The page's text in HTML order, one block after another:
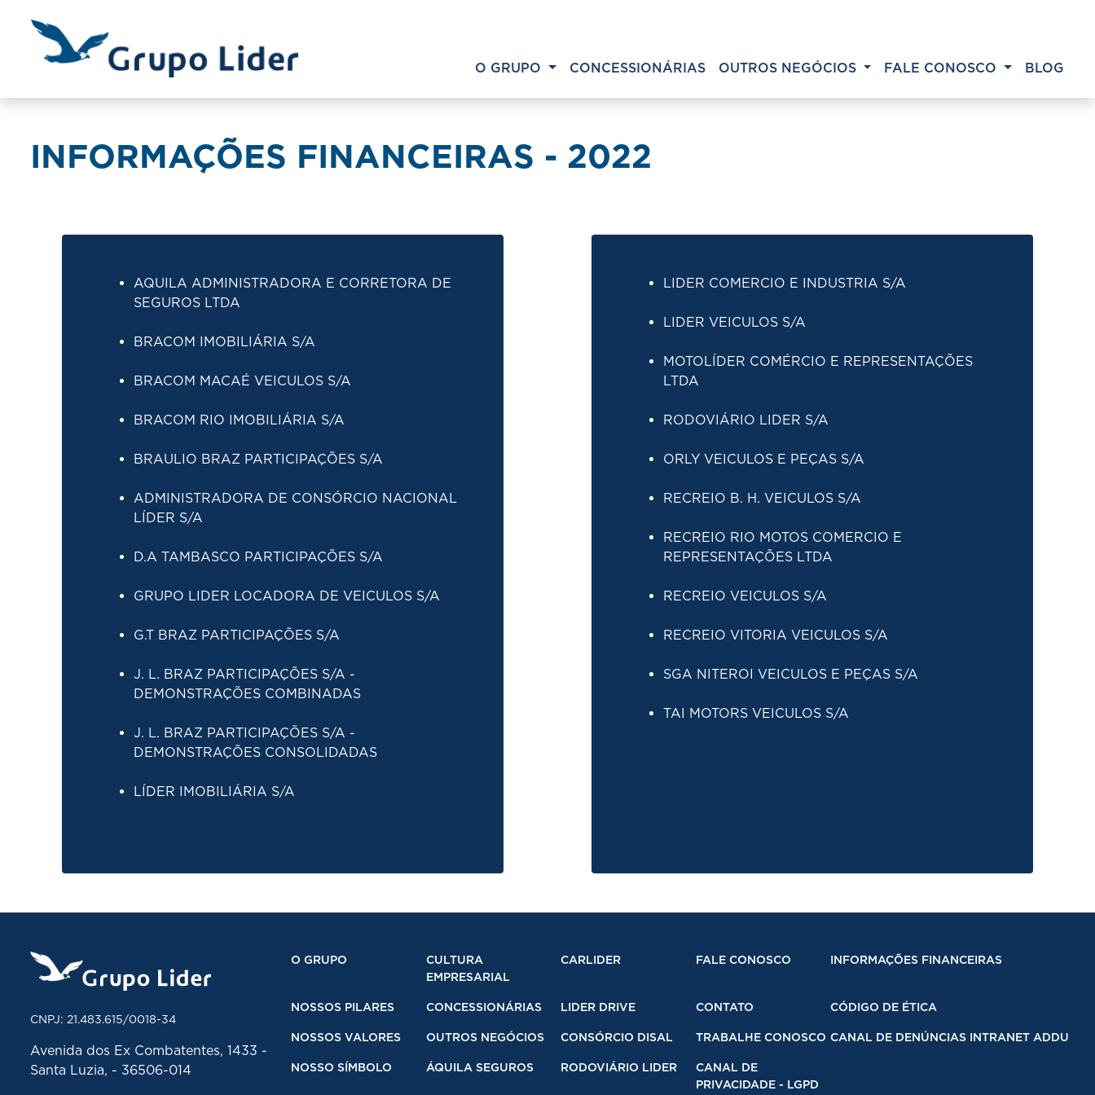
O GRUPO CONCESSIONÁRIAS OUTROS NEGÓCIOS FALE CONOSCO BLOG
INFORMAÇÕES FINANCEIRAS - 2022
AQUILA ADMINISTRADORA E CORRETORA DE
SEGUROS LTDA
BRACOM IMOBILIÁRIA S/A
BRACOM MACAÉ VEICULOS S/A
BRACOM RIO IMOBILIÁRIA S/A
BRAULIO BRAZ PARTICIPAÇÕES S/A
ADMINISTRADORA DE CONSÓRCIO NACIONAL
LÍDER S/A
D.A TAMBASCO PARTICIPAÇÕES S/A
GRUPO LIDER LOCADORA DE VEICULOS S/A
G.T BRAZ PARTICIPAÇÕES S/A
J. L. BRAZ PARTICIPAÇÕES S/A -
DEMONSTRAÇÕES COMBINADAS
J. L. BRAZ PARTICIPAÇÕES S/A -
DEMONSTRAÇÕES CONSOLIDADAS
LÍDER IMOBILIÁRIA S/A
LIDER COMERCIO E INDUSTRIA S/A
LIDER VEICULOS S/A
MOTOLÍDER COMÉRCIO E REPRESENTAÇÕES
LTDA
RODOVIÁRIO LIDER S/A
ORLY VEICULOS E PEÇAS S/A
RECREIO B. H. VEICULOS S/A
RECREIO RIO MOTOS COMERCIO E
REPRESENTAÇÕES LTDA
RECREIO VEICULOS S/A
RECREIO VITORIA VEICULOS S/A
SGA NITEROI VEICULOS E PEÇAS S/A
TAI MOTORS VEICULOS S/A
CNPJ: 21.483.615/0018-34
Avenida dos Ex Combatentes, 1433 -
Santa Luzia, - 36506-014
O GRUPO
NOSSOS PILARES
NOSSOS VALORES
NOSSO SÍMBOLO
CULTURA
EMPRESARIAL
CONCESSIONÁRIAS
OUTROS NEGÓCIOS
ÁQUILA SEGUROS
CARLIDER
LIDER DRIVE
CONSÓRCIO DISAL
RODOVIÁRIO LIDER
FALE CONOSCO
CONTATO
TRABALHE CONOSCO
CANAL DE
PRIVACIDADE - LGPD
INFORMAÇÕES FINANCEIRAS
CÓDIGO DE ÉTICA
CANAL DE DENÚNCIAS INTRANET ADDU